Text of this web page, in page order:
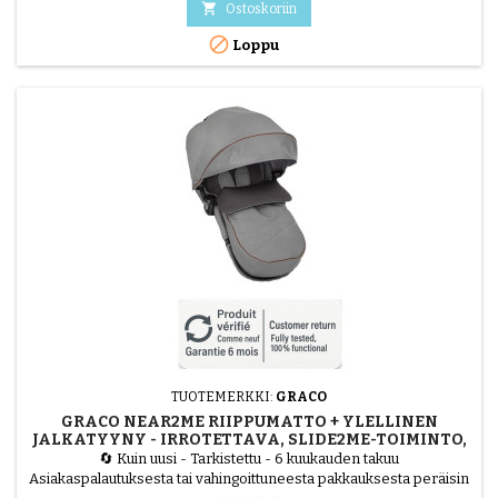
Plus -lastenrattaat on suunniteltu kestämään ja tarjoamaan
maksimaalista mukavuutta. Se kestää jopa 22 kg:n painon, ja...
 Ostoskoriin
 Loppu
TUOTEMERKKI: GRACO
GRACO NEAR2ME RIIPPUMATTO + YLELLINEN
JALKATYYNY - IRROTETTAVA, SLIDE2ME-TOIMINTO,
HARMAA
🔄 Kuin uusi - Tarkistettu - 6 kuukauden takuu
Asiakaspalautuksesta tai vahingoittuneesta pakkauksesta peräisin